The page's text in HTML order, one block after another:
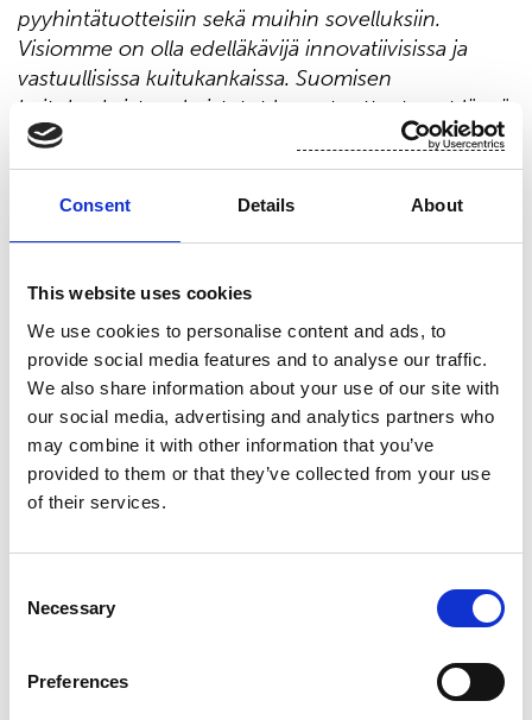
Consent Details About
This website uses cookies
We use cookies to personalise content and ads, to
provide social media features and to analyse our traffic.
We also share information about your use of our site with
our social media, advertising and analytics partners who
may combine it with other information that you’ve
provided to them or that they’ve collected from your use
of their services.
Selection
Necessary
Preferences
pyyhintätuotteisiin sekä muihin sovelluksiin.
Visiomme on olla edelläkävijä innovatiivisissa ja
vastuullisissa kuitukankaissa. Suomisen
kuitukankaista valmistetut lopputuotteet ovat läsnä
ihmisten jokapäiväisessä elämässä ympäri
maailmaa. Suomisen liikevaihto vuonna 2021 oli
443,2 milj. euroa ja työllistämme yli 700
Helsingissä. Lue lisää:www.suominen.fi
Jakelu:
Nasdaq Helsinki
Keskeiset tiedotusvälineet
www.suominen.fi
Viimeisimmät uutiset